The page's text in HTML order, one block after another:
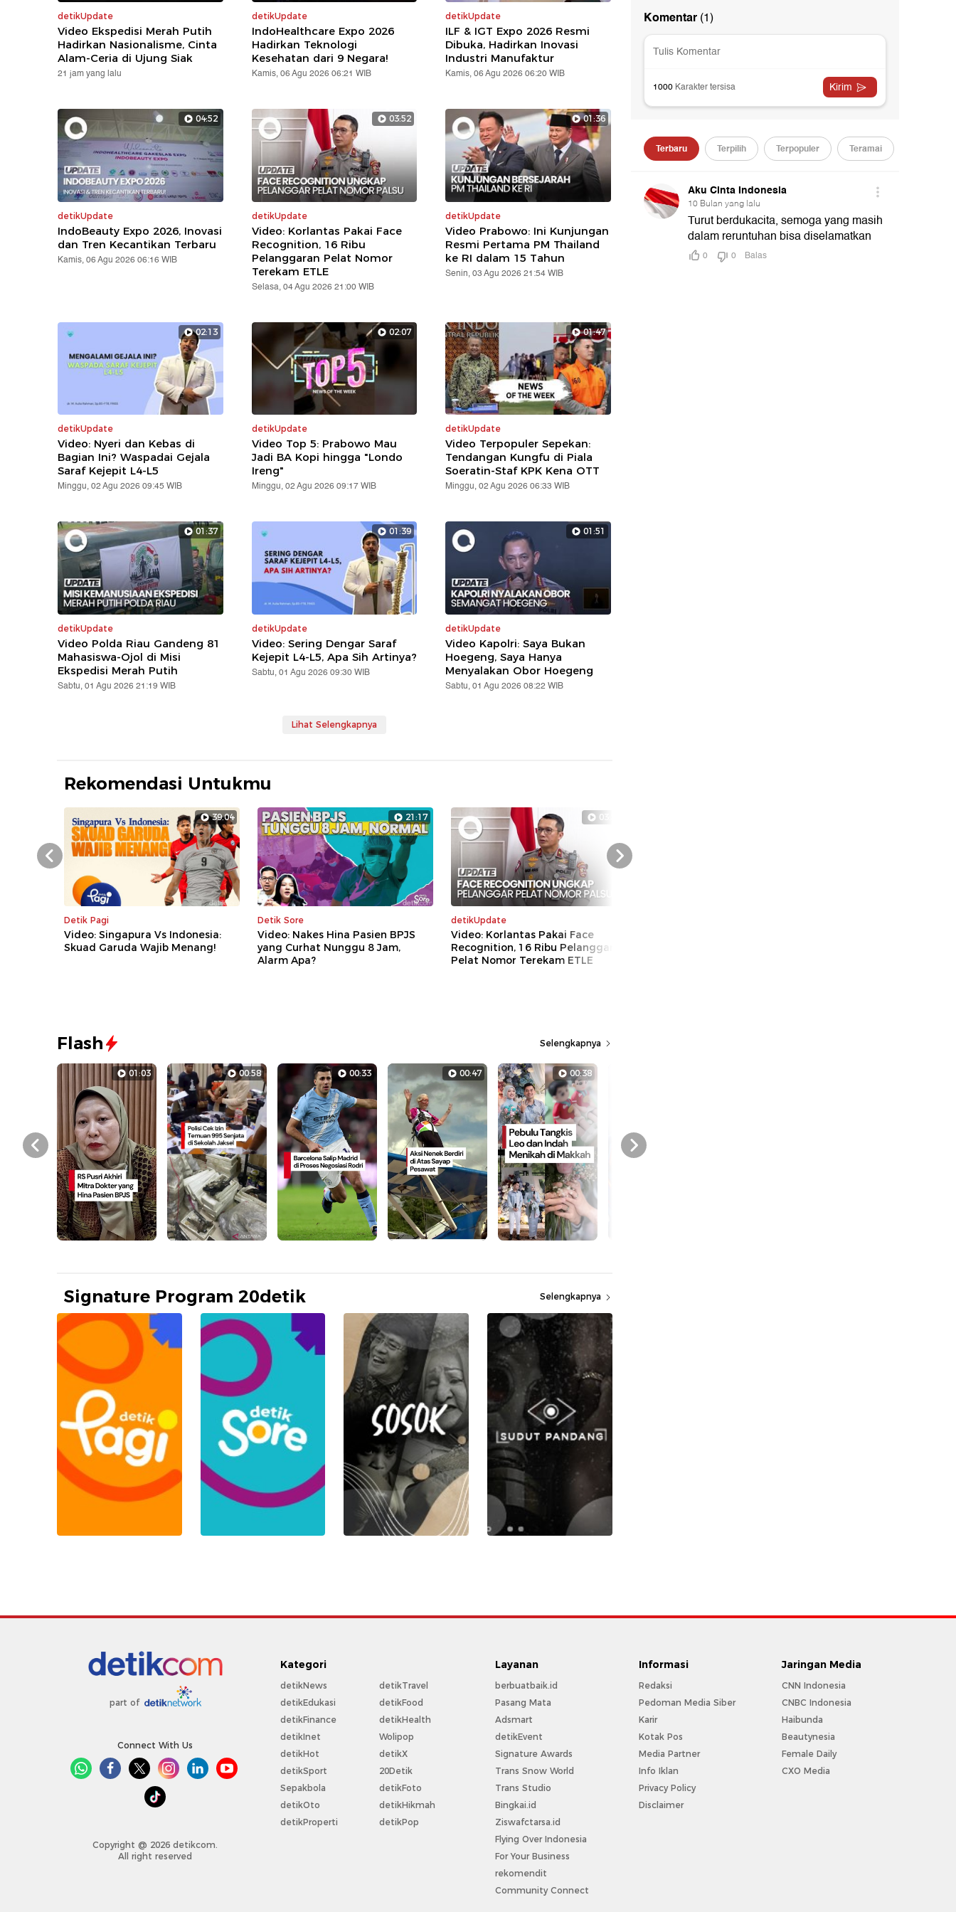
detikUpdate
Video Ekspedisi Merah Putih
Hadirkan Nasionalisme, Cinta
Alam-Ceria di Ujung Siak
21 jam yang lalu
detikUpdate
IndoHealthcare Expo 2026
Hadirkan Teknologi
Kesehatan dari 9 Negara!
Kamis, 06 Agu 2026 06:21 WIB
detikUpdate
ILF & IGT Expo 2026 Resmi
Dibuka, Hadirkan Inovasi
Industri Manufaktur
Kamis, 06 Agu 2026 06:20 WIB
04:52
detikUpdate
IndoBeauty Expo 2026, Inovasi
dan Tren Kecantikan Terbaru
Kamis, 06 Agu 2026 06:16 WIB
03:52
detikUpdate
Video: Korlantas Pakai Face
Recognition, 16 Ribu
Pelanggaran Pelat Nomor
Terekam ETLE
Selasa, 04 Agu 2026 21:00 WIB
01:36
detikUpdate
Video Prabowo: Ini Kunjungan
Resmi Pertama PM Thailand
ke RI dalam 15 Tahun
Senin, 03 Agu 2026 21:54 WIB
02:13
detikUpdate
Video: Nyeri dan Kebas di
Bagian Ini? Waspadai Gejala
Saraf Kejepit L4-L5
Minggu, 02 Agu 2026 09:45 WIB
02:07
detikUpdate
Video Top 5: Prabowo Mau
Jadi BA Kopi hingga "Londo
Ireng"
Minggu, 02 Agu 2026 09:17 WIB
01:47
detikUpdate
Video Terpopuler Sepekan:
Tendangan Kungfu di Piala
Soeratin-Staf KPK Kena OTT
Minggu, 02 Agu 2026 06:33 WIB
01:37
detikUpdate
Video Polda Riau Gandeng 81
Mahasiswa-Ojol di Misi
Ekspedisi Merah Putih
Sabtu, 01 Agu 2026 21:19 WIB
01:39
detikUpdate
Video: Sering Dengar Saraf
Kejepit L4-L5, Apa Sih Artinya?
Sabtu, 01 Agu 2026 09:30 WIB
01:51
detikUpdate
Video Kapolri: Saya Bukan
Hoegeng, Saya Hanya
Menyalakan Obor Hoegeng
Sabtu, 01 Agu 2026 08:22 WIB
Lihat Selengkapnya
Rekomendasi Untukmu
39:04
Detik Pagi
Video: Singapura Vs Indonesia:
Skuad Garuda Wajib Menang!
21:17
Detik Sore
Video: Nakes Hina Pasien BPJS
yang Curhat Nunggu 8 Jam,
Alarm Apa?
03:52
detikUpdate
Video: Korlantas Pakai Face
Recognition, 16 Ribu Pelanggaran
Pelat Nomor Terekam ETLE
Prev Next
Flash Selengkapnya
01:03 00:58 00:33 00:47 00:38
Prev Next
Signature Program 20detik Selengkapnya
part of
Connect With Us
Copyright @ 2026 detikcom.
All right reserved
Kategori
detikNews
detikEdukasi
detikFinance
detikInet
detikHot
detikSport
Sepakbola
detikOto
detikProperti
detikTravel
detikFood
detikHealth
Wolipop
detikX
20Detik
detikFoto
detikHikmah
detikPop
Layanan
berbuatbaik.id
Pasang Mata
Adsmart
detikEvent
Signature Awards
Trans Snow World
Trans Studio
Bingkai.id
Ziswafctarsa.id
Flying Over Indonesia
For Your Business
rekomendit
Community Connect
Informasi
Redaksi
Pedoman Media Siber
Karir
Kotak Pos
Media Partner
Info Iklan
Privacy Policy
Disclaimer
Jaringan Media
CNN Indonesia
CNBC Indonesia
Haibunda
Beautynesia
Female Daily
CXO Media